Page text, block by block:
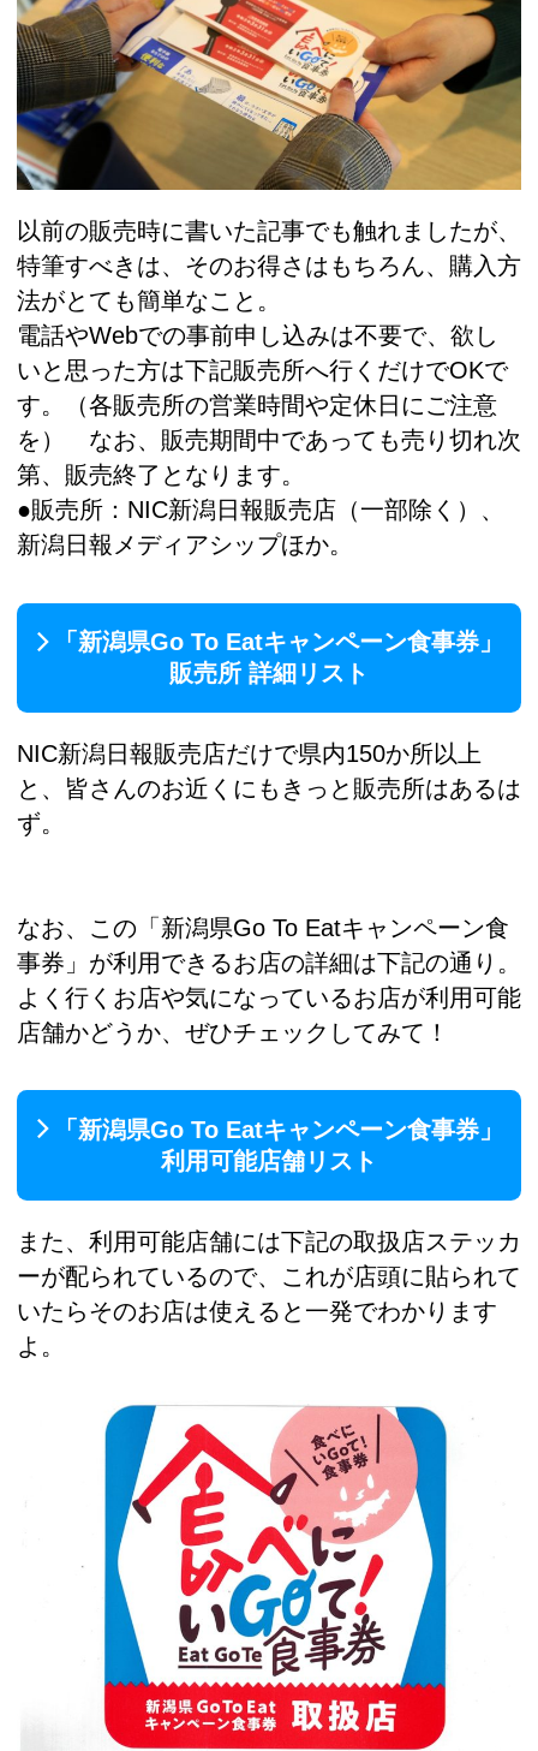
以前の販売時に書いた記事でも触れましたが、
特筆すべきは、そのお得さはもちろん、購入方
法がとても簡単なこと。
電話やWebでの事前申し込みは不要で、欲し
いと思った方は下記販売所へ行くだけでOKで
す。（各販売所の営業時間や定休日にご注意
を） なお、販売期間中であっても売り切れ次
第、販売終了となります。
●販売所：NIC新潟日報販売店（一部除く）、
新潟日報メディアシップほか。
「新潟県Go To Eatキャンペーン食事券」
販売所 詳細リスト
NIC新潟日報販売店だけで県内150か所以上
と、皆さんのお近くにもきっと販売所はあるは
ず。
なお、この「新潟県Go To Eatキャンペーン食
事券」が利用できるお店の詳細は下記の通り。
よく行くお店や気になっているお店が利用可能
店舗かどうか、ぜひチェックしてみて！
「新潟県Go To Eatキャンペーン食事券」
利用可能店舗リスト
また、利用可能店舗には下記の取扱店ステッカ
ーが配られているので、これが店頭に貼られて
いたらそのお店は使えると一発でわかります
よ。